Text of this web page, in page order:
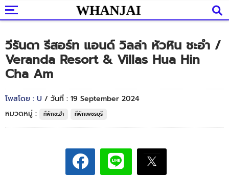
วีรันดา รีสอร์ท แอนด์ วิลล่า หัวหิน ชะอำ /
Veranda Resort & Villas Hua Hin
Cha Am
โพสโดย : U / วันที่ : 19 September 2024
หมวดหมู่ :
ที่พักชะอำ ที่พักเพชรบุรี